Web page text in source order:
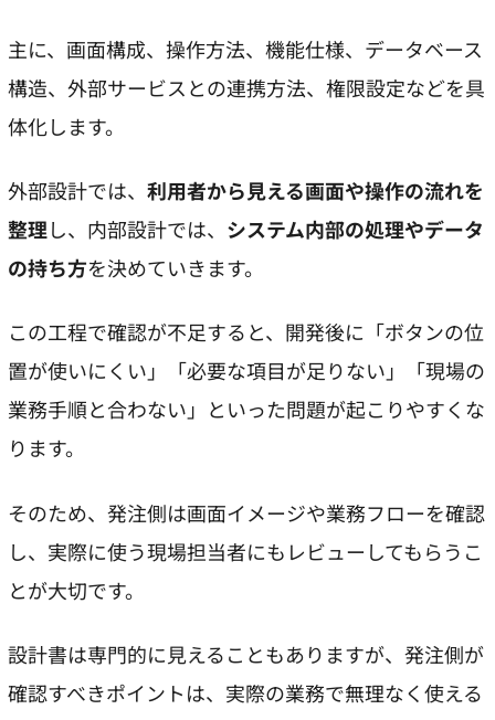
主に、画面構成、操作方法、機能仕様、データベース
構造、外部サービスとの連携方法、権限設定などを具
体化します。
外部設計では、 利用者から見える画面や操作の流れを
整理し、内部設計では、 システム内部の処理やデータ
の持ち方を決めていきます。
この工程で確認が不足すると、開発後に「ボタンの位
置が使いにくい」「必要な項目が足りない」「現場の
業務手順と合わない」といった問題が起こりやすくな
ります。
そのため、発注側は画面イメージや業務フローを確認
し、実際に使う現場担当者にもレビューしてもらうこ
とが大切です。
設計書は専門的に見えることもありますが、発注側が
確認すべきポイントは、実際の業務で無理なく使える